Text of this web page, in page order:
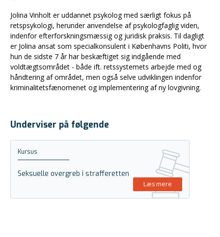
Jolina Vinholt er uddannet psykolog med særligt fokus på
retspsykologi, herunder anvendelse af psykologfaglig viden,
indenfor efterforskningsmæssig og juridisk praksis. Til dagligt
er Jolina ansat som specialkonsulent i Københavns Politi, hvor
hun de sidste 7 år har beskæftiget sig indgående med
voldtægtsområdet - både ift. retssystemets arbejde med og
håndtering af området, men også selve udviklingen indenfor
kriminalitetsfænomenet og implementering af ny lovgivning.
Underviser på følgende
Kursus
Seksuelle overgreb i strafferetten
Læs mere